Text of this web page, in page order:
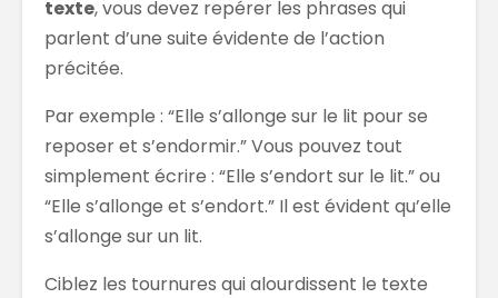
texte, vous devez repérer les phrases qui
parlent d’une suite évidente de l’action
précitée.
Par exemple : “Elle s’allonge sur le lit pour se
reposer et s’endormir.” Vous pouvez tout
simplement écrire : “Elle s’endort sur le lit.” ou
“Elle s’allonge et s’endort.” Il est évident qu’elle
s’allonge sur un lit.
Ciblez les tournures qui alourdissent le texte